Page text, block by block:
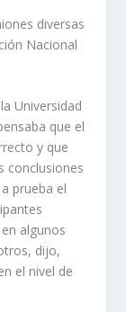
diversas
Nacional
Universidad
que el
y que
conclusiones
prueba el
algunos
dijo,
el nivel de